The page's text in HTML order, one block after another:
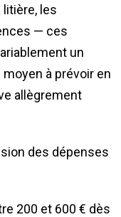
litière, les
— ces
un
à prévoir en
allègrement
des dépenses
200 et 600 € dès